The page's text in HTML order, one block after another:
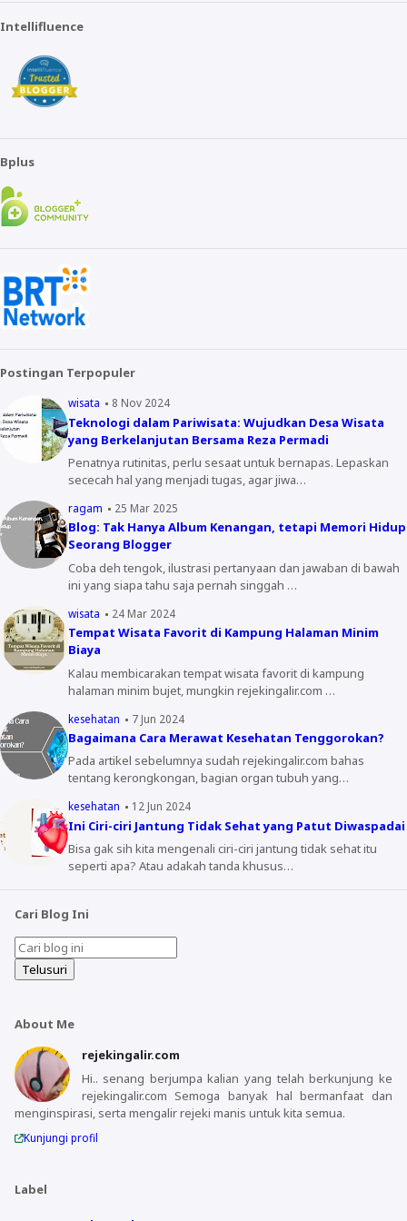
Intellifluence
Bplus
Postingan Terpopuler
wisata 8 Nov 2024
Teknologi dalam Pariwisata: Wujudkan Desa Wisata
yang Berkelanjutan Bersama Reza Permadi
Penatnya rutinitas, perlu sesaat untuk bernapas. Lepaskan
sececah hal yang menjadi tugas, agar jiwa…
ragam 25 Mar 2025
Blog: Tak Hanya Album Kenangan, tetapi Memori Hidup
Seorang Blogger
Coba deh tengok, ilustrasi pertanyaan dan jawaban di bawah
ini yang siapa tahu saja pernah singgah …
wisata 24 Mar 2024
Tempat Wisata Favorit di Kampung Halaman Minim
Biaya
Kalau membicarakan tempat wisata favorit di kampung
halaman minim bujet, mungkin rejekingalir.com …
kesehatan 7 Jun 2024
Bagaimana Cara Merawat Kesehatan Tenggorokan?
Pada artikel sebelumnya sudah rejekingalir.com bahas
tentang kerongkongan, bagian organ tubuh yang…
kesehatan 12 Jun 2024
Ini Ciri-ciri Jantung Tidak Sehat yang Patut Diwaspadai
Bisa gak sih kita mengenali ciri-ciri jantung tidak sehat itu
seperti apa? Atau adakah tanda khusus…
Cari Blog Ini
About Me
rejekingalir.com
Hi.. senang berjumpa kalian yang telah berkunjung ke
rejekingalir.com Semoga banyak hal bermanfaat dan
menginspirasi, serta mengalir rejeki manis untuk kita semua.
Kunjungi profil
Label